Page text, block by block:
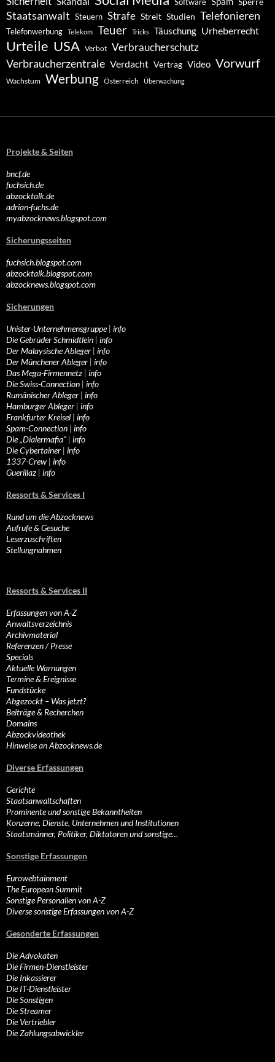
Software Sperre
Staatsanwalt Steuern Strafe Streit Studien Telefonieren
Telefonwerbung Telekom Teuer Tricks Täuschung Urheberrecht
Urteile USA Verbot Verbraucherschutz
Verbraucherzentrale Verdacht Vertrag Video Vorwurf
Wachstum Werbung Österreich Überwachung
Projekte & Seiten
bncf.de
fuchsich.de
abzocktalk.de
adrian-fuchs.de
myabzocknews.blogspot.com
Sicherungsseiten
fuchsich.blogspot.com
abzocktalk.blogspot.com
abzocknews.blogspot.com
Sicherungen
Unister-Unternehmensgruppe| info
Die Gebrüder Schmidtlein | info
Der Malaysische Ableger | info
Der Münchener Ableger | info
Das Mega-Firmennetz | info
Die Swiss-Connection | info
Rumänischer Ableger | info
Hamburger Ableger | info
Frankfurter Kreisel | info
Spam-Connection | info
Die „Dialermafia“ | info
Die Cybertainer | info
1337-Crew | info
Guerillaz | info
Ressorts & Services I
Rund um die Abzocknews
Aufrufe & Gesuche
Leserzuschriften
Stellungnahmen
Ressorts & Services II
Erfassungen von A-Z
Anwaltsverzeichnis
Archivmaterial
Referenzen / Presse
Specials
Aktuelle Warnungen
Termine & Ereignisse
Fundstücke
Abgezockt – Was jetzt?
Beiträge & Recherchen
Domains
Abzockvideothek
Hinweise an Abzocknews.de
Diverse Erfassungen
Gerichte
Staatsanwaltschaften
Prominente und sonstige Bekanntheiten
Konzerne, Dienste, Unternehmen und Institutionen
Staatsmänner, Politiker, Diktatoren und sonstige…
Sonstige Erfassungen
Eurowebtainment
The European Summit
Sonstige Personalien von A-Z
Diverse sonstige Erfassungen von A-Z
Gesonderte Erfassungen
Die Advokaten
Die Firmen-Dienstleister
Die Inkassierer
Die IT-Dienstleister
Die Sonstigen
Die Streamer
Die Vertriebler
Die Zahlungsabwickler